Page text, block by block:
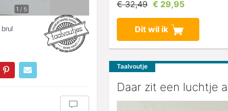
€ 32,49 € 29,95
Dit wil ik
Taalvoutje
Daar zit een luchtje